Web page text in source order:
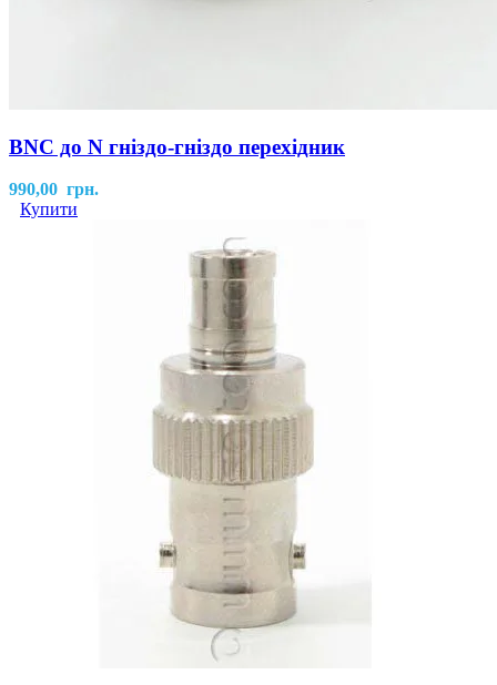
BNC до N гніздо-гніздо перехідник
990,00 грн.
Купити